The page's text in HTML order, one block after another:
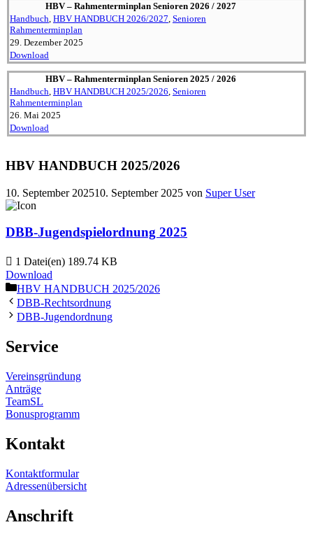
HBV – Rahmen­ter­minplan Senioren 2026 / 2027
Handbuch, HBV HANDBUCH 2026/2027, Senioren
Rahmenterminplan
29. Dezember 2025
Download
HBV – Rahmen­ter­minplan Senioren 2025 / 2026
Handbuch, HBV HANDBUCH 2025/2026, Senioren
Rahmenterminplan
26. Mai 2025
Download
HBV HANDBUCH 2025/2026
10. September 202510. September 2025 von Super User
DBB-Jugend­spiel­ordnung 2025
1 Datei(en) 189.74 KB
Download
Kategorien
HBV HANDBUCH 2025/2026
DBB-Rechts­ordnung
DBB-Jugend­ordnung
Service
Vereins­gründung
Anträge
TeamSL
Bonus­pro­gramm
Kontakt
Kontakt­for­mular
Adres­sen­über­sicht
Anschrift